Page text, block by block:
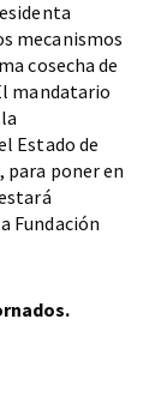
mecanismos
cosecha de
mandatario
Estado de
para poner en
Fundación